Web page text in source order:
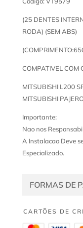
(25 DENTES
RODA) (SEM ABS)
COMPATIVEL COM
MITSUBISHI L200
MITSUBISHI
Importante:
Nao nos
A Instalacao Deve
Especializado.
FORMAS DE
CARTÕES DE